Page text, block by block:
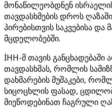
მონაწილეობდნენ
თავდასხმების დროს
პირებისთვის საკვებისა და
მცდელობებში.
İHH-მ თავის განცხადებაში
თავდასხმას, რომლის
დახმარების მუშაკები,
სიცოცხლის ფასად,
მიეწოდებინათ ჩაგრული